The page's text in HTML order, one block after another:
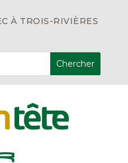
À TROIS-RIVIÈRES